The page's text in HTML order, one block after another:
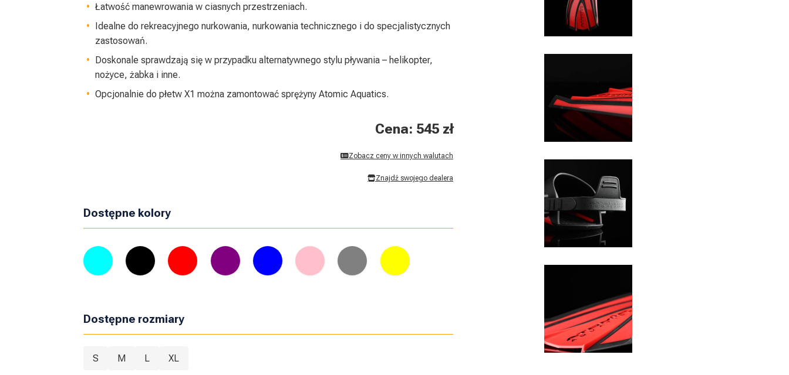
Łatwość manewrowania w ciasnych przestrzeniach.
Idealne do rekreacyjnego nurkowania, nurkowania technicznego i do specjalistycznych
zastosowań.
Doskonale sprawdzają się w przypadku alternatywnego stylu pływania – helikopter,
nożyce, żabka i inne.
Opcjonalnie do płetw X1 można zamontować sprężyny Atomic Aquatics.
Cena: 545 zł
Zobacz ceny w innych walutach
Znajdź swojego dealera
Dostępne kolory
Dostępne rozmiary
S M L XL